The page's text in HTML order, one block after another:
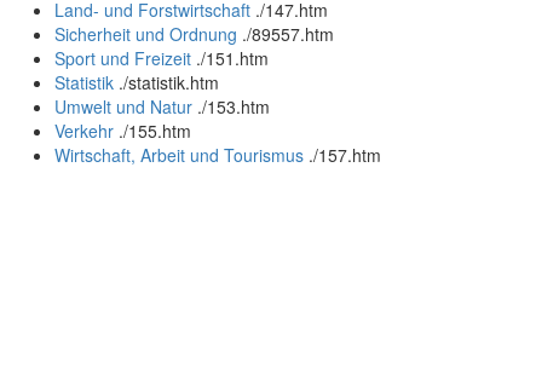
Land- und Forstwirtschaft ./147.htm
Sicherheit und Ordnung ./89557.htm
Sport und Freizeit ./151.htm
Statistik ./statistik.htm
Umwelt und Natur ./153.htm
Verkehr ./155.htm
Wirtschaft, Arbeit und Tourismus ./157.htm